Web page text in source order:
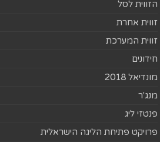
הזווית לסל
זווית אחרת
זווית המערכת
חידונים
מונדיאל 2018
מנג'ר
פנטזי ליג
פרויקט פתיחת הליגה הישראלית